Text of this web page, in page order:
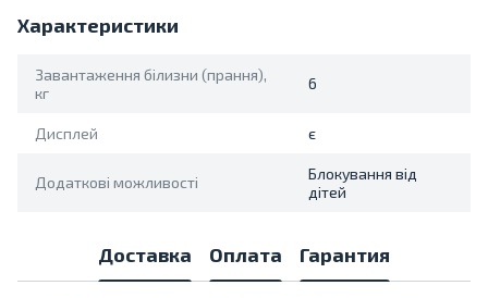
Характеристики
Завантаження білизни (прання),
кг
6
Дисплей є
Додаткові можливості
Блокування від
дітей
Доставка Оплата Гарантия